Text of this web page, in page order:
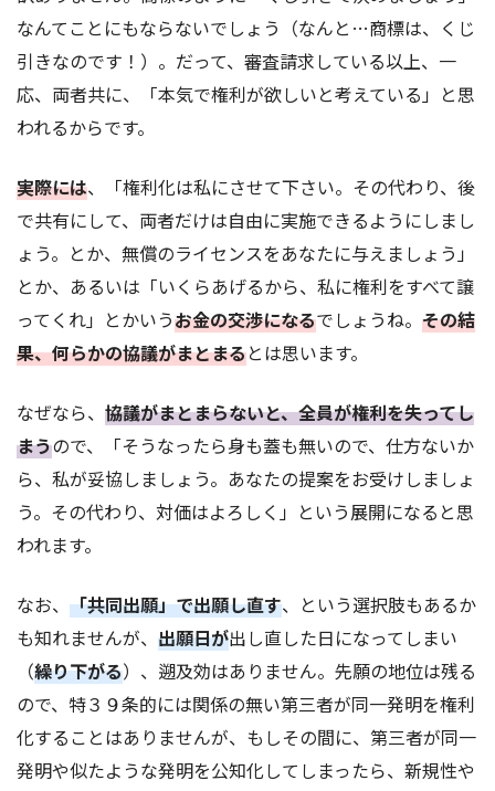
なんてことにもならないでしょう（なんと…商標は、くじ
引きなのです！）。だって、審査請求している以上、一
応、両者共に、「本気で権利が欲しいと考えている」と思
われるからです。
実際には、「権利化は私にさせて下さい。その代わり、後
で共有にして、両者だけは自由に実施できるようにしまし
ょう。とか、無償のライセンスをあなたに与えましょう」
とか、あるいは「いくらあげるから、私に権利をすべて譲
ってくれ」とかいうお金の交渉になるでしょうね。 その結
果、何らかの協議がまとまるとは思います。
なぜなら、 協議がまとまらないと、全員が権利を失ってし
まうので、「そうなったら身も蓋も無いので、仕方ないか
ら、私が妥協しましょう。あなたの提案をお受けしましょ
う。その代わり、対価はよろしく」という展開になると思
われます。
なお、 「共同出願」で出願し直す、という選択肢もあるか
も知れませんが、 出願日が出し直した日になってしまい
（繰り下がる）、遡及効はありません。先願の地位は残る
ので、特３９条的には関係の無い第三者が同一発明を権利
化することはありませんが、もしその間に、第三者が同一
発明や似たような発明を公知化してしまったら、新規性や